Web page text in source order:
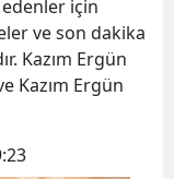
için
ve son dakika
Kazım Ergün
Kazım Ergün